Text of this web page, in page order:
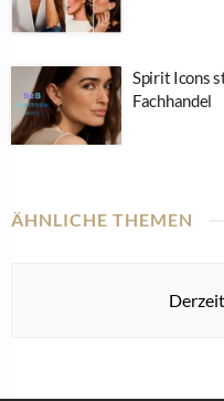
Spirit Icons
Fachhandel
ÄHNLICHE THEMEN